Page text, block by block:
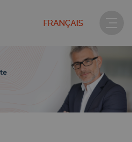
FRANÇAIS